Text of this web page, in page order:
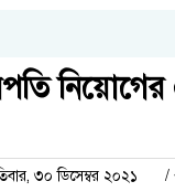
নিয়োগের
৩০ ডিসেম্বর ২০২১ /